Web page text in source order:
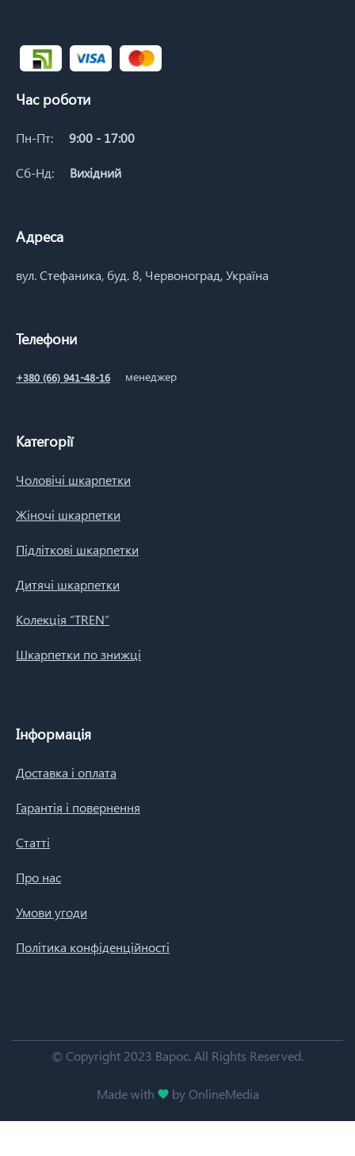
Час роботи
Пн-Пт: 9:00 - 17:00
Сб-Нд: Вихідний
Адреса
вул. Стефаника, буд. 8, Червоноград, Україна
Телефони
+380 (66) 941-48-16 менеджер
Категорії
Чоловічі шкарпетки
Жіночі шкарпетки
Підліткові шкарпетки
Дитячі шкарпетки
Колекція “TREN”
Шкарпетки по знижці
Інформація
Доставка і оплата
Гарантія і повернення
Статті
Про нас
Умови угоди
Політика конфіденційності
© Copyright 2023 Варос. All Rights Reserved.
Made with by OnlineMedia